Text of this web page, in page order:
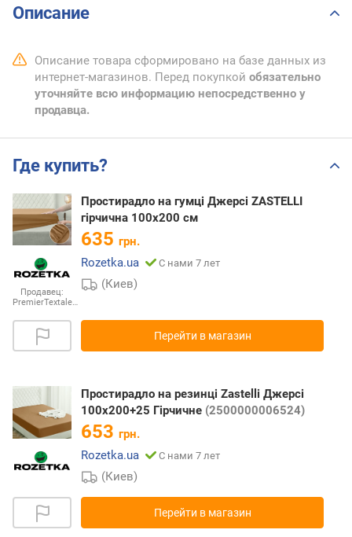
Описание
Описание товара сформировано на базе данных из
интернет-магазинов. Перед покупкой обязательно
уточняйте всю информацию непосредственно у
продавца.
Где купить?
Продавец:
PremierTextale…
Простирадло на гумці Джерсі ZASTELLI
гірчична 100х200 см
635 грн.
Rozetka.ua
С нами 7 лет
(Киев)
Перейти в магазин
Простирадло на резинці Zastelli Джерсі
100х200+25 Гірчичне (2500000006524)
653 грн.
Rozetka.ua
С нами 7 лет
(Киев)
Перейти в магазин